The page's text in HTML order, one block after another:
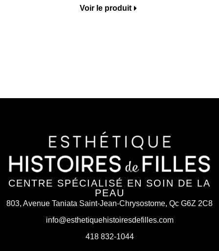
Voir le produit
CENTRE SPÉCIALISÉ EN SOIN DE LA
PEAU
803, Avenue Taniata Saint-Jean-Chrysostome, Qc G6Z 2C8
info@esthetiquehistoiresdefilles.com
418 832-1044